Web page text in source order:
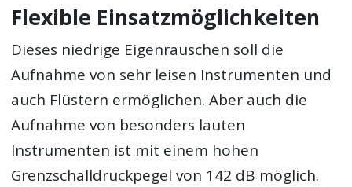
Flexible Einsatzmöglichkeiten
Dieses niedrige Eigenrauschen soll die
Aufnahme von sehr leisen Instrumenten und
auch Flüstern ermöglichen. Aber auch die
Aufnahme von besonders lauten
Instrumenten ist mit einem hohen
Grenzschalldruckpegel von 142 dB möglich.